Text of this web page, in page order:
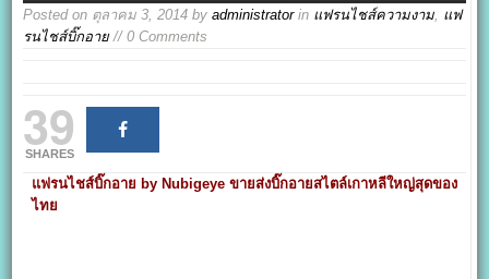
Posted on ตุลาคม 3, 2014 byadministratorin แฟรนไชส์ความงาม, แฟ
รนไชส์บิ๊กอาย// 0 Comments
39
SHARES
แฟรนไชส์บิ๊กอาย by Nubigeye ขายส่งบิ๊กอายสไตล์เกาหลีใหญ่สุดของ
ไทย